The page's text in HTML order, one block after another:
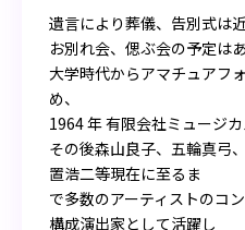
遺言により葬儀、告別式は
お別れ会、偲ぶ会の予定は
大学時代からアマチュアフ
め、
1964 年 有限会社ミュージ
その後森山良子、五輪真弓
置浩二等現在に至るま
で多数のアーティストのコ
構成演出家として活躍し